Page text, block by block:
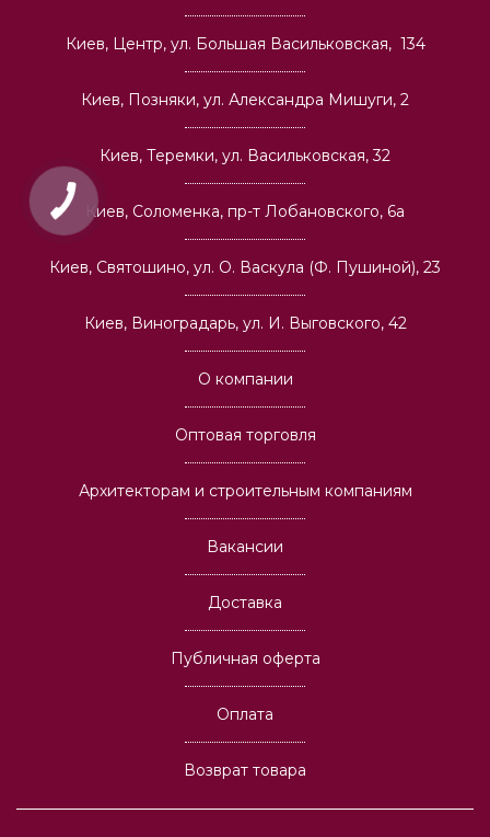
Киев, Центр, ул. Большая Васильковская, 134
Киев, Позняки, ул. Александра Мишуги, 2
Киев, Теремки, ул. Васильковская, 32
Киев, Соломенка, пр-т Лобановского, 6а
Киев, Святошино, ул. О. Васкула (Ф. Пушиной), 23
Киев, Виноградарь, ул. И. Выговского, 42
О компании
Оптовая торговля
Архитекторам и строительным компаниям
Вакансии
Доставка
Публичная оферта
Оплата
Возврат товара